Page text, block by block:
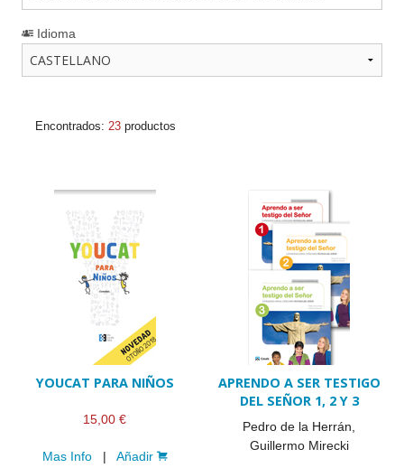
Idioma
Encontrados: 23productos
YOUCAT PARA NIÑOS
15,00 €
Mas Info| Añadir
APRENDO A SER TESTIGO
DEL SEÑOR 1, 2 Y 3
Pedro de la Herrán,
Guillermo Mirecki